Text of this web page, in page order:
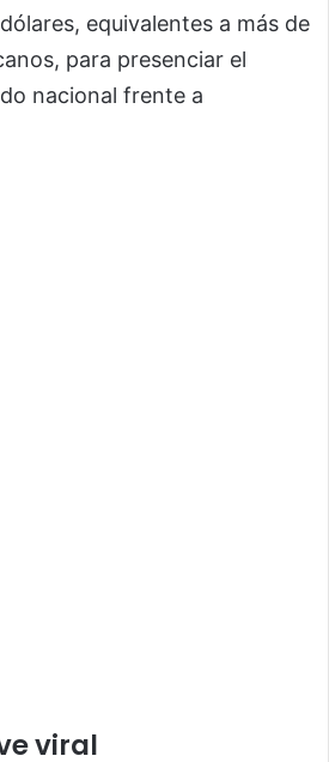
equivalentes a más de
para presenciar el
nacional frente a
viral